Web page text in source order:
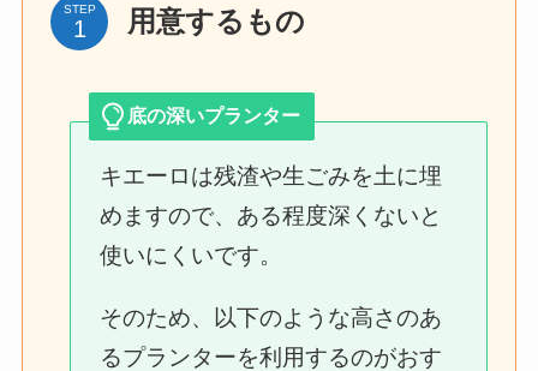
STEP 用意するもの
底の深いプランター
キエーロは残渣や生ごみを土に埋
めますので、ある程度深くないと
使いにくいです。
そのため、以下のような高さのあ
るプランターを利用するのがおす